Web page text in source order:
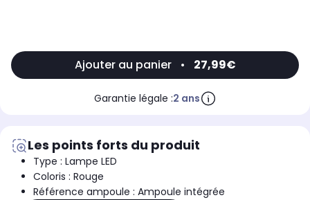
Ajouter au panier • 27,99€
Garantie légale :2 ans
Les points forts du produit
Type : Lampe LED
Coloris : Rouge
Référence ampoule : Ampoule intégrée